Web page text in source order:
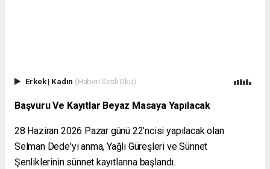
Erkek| Kadın (Haberi Sesli Oku)
Başvuru Ve Kayıtlar Beyaz Masaya Yapılacak
28 Haziran 2026 Pazar günü 22’ncisi yapılacak olan
Selman Dede'yi anma, Yağlı Güreşleri ve Sünnet
Şenliklerinin sünnet kayıtlarına başlandı.